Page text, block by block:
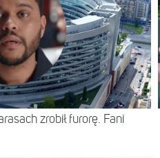
zrobił furorę. Fani